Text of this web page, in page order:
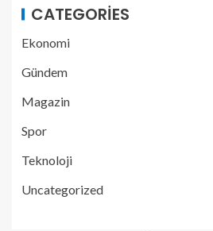
CATEGORIES
Ekonomi
Gündem
Magazin
Spor
Teknoloji
Uncategorized